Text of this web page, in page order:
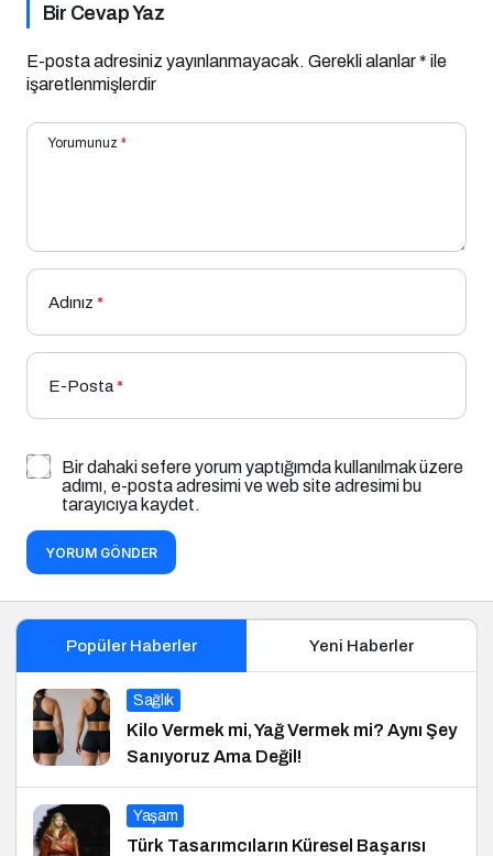
Bir Cevap Yaz
E-posta adresiniz yayınlanmayacak. Gerekli alanlar* ile
işaretlenmişlerdir
Yorumunuz *
Adınız *
E-Posta*
Bir dahaki sefere yorum yaptığımda kullanılmak üzere
adımı, e-posta adresimi ve web site adresimi bu
tarayıcıya kaydet.
YORUM GÖNDER
Popüler Haberler Yeni Haberler
Sağlık
Kilo Vermek mi, Yağ Vermek mi? Aynı Şey
Sanıyoruz Ama Değil!
Yaşam
Türk Tasarımcıların Küresel Başarısı